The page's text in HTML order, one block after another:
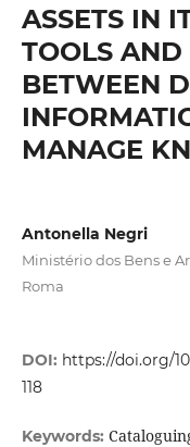
ASSETS IN
TOOLS
BETWEEN
MANAGE
Antonella Negri
Ministério dos Bens e
Roma
DOI: https://doi.org/
118
Keywords: